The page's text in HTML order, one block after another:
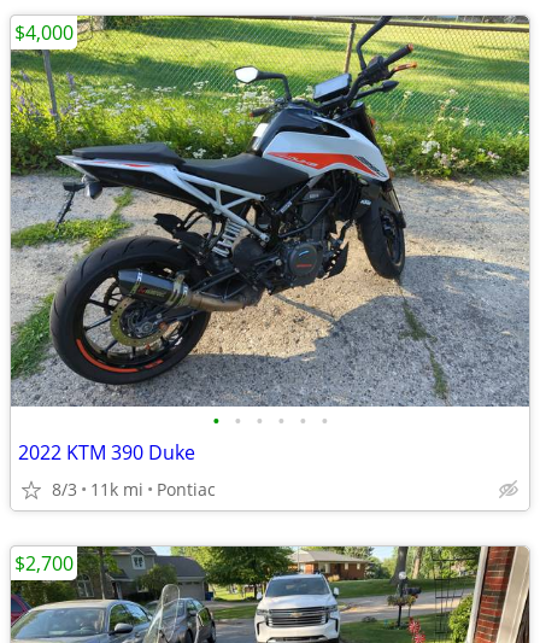
• • • • • •
2022 KTM 390 Duke
8/3 11k mi Pontiac
$4,000
$2,700